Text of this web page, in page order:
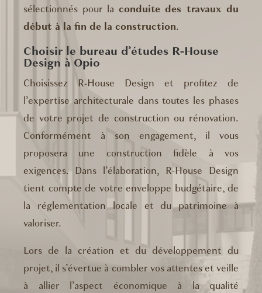
sélectionnés pour la conduite des travaux du
début à la fin de la construction.
Choisir le bureau d’études R-House
Design à Opio
Choisissez R-House Design et profitez de
l’expertise architecturale dans toutes les phases
de votre projet de construction ou rénovation.
Conformément à son engagement, il vous
proposera une construction fidèle à vos
exigences. Dans l’élaboration, R-House Design
tient compte de votre enveloppe budgétaire, de
la réglementation locale et du patrimoine à
valoriser.
Lors de la création et du développement du
projet, il s’évertue à combler vos attentes et veille
à allier l’aspect économique à la qualité